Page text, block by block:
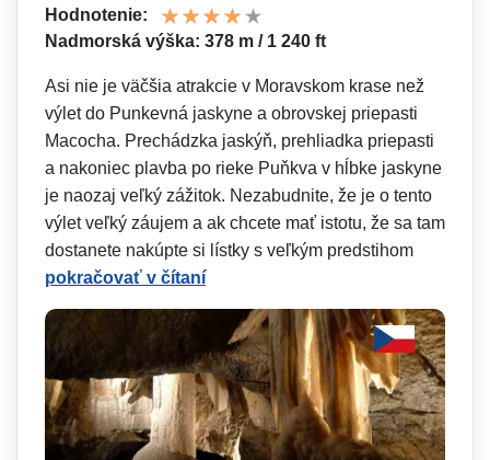
Hodnotenie:
Nadmorská výška: 378 m / 1 240 ft
Asi nie je väčšia atrakcie v Moravskom krase než
výlet do Punkevná jaskyne a obrovskej priepasti
Macocha. Prechádzka jaskýň, prehliadka priepasti
a nakoniec plavba po rieke Puňkva v hĺbke jaskyne
je naozaj veľký zážitok. Nezabudnite, že je o tento
výlet veľký záujem a ak chcete mať istotu, že sa tam
dostanete nakúpte si lístky s veľkým predstihom
pokračovať v čítaní